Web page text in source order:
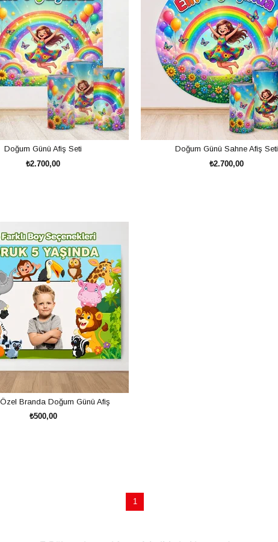
da sıkça kullanılmaktadır.
Doğum Günü Afiş Seti
₺2.700,00
Doğum Günü Sahne Afiş Seti
₺2.700,00
Branda Doğum Günü Afiş
₺500,00
1